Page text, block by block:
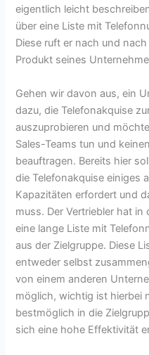
eigentlich leicht
über eine Liste mit
Diese ruft er nach und
Produkt seines
Gehen wir davon aus, ein
dazu, die Telefonakquise
auszuprobieren und
Sales-Teams tun und
beauftragen. Bereits hier
die Telefonakquise einiges
Kapazitäten erfordert und
muss. Der Vertriebler hat
eine lange Liste mit
aus der Zielgruppe. Diese
entweder selbst
von einem anderen
möglich, wichtig ist hierbei
bestmöglich in die
sich eine hohe Effektivität